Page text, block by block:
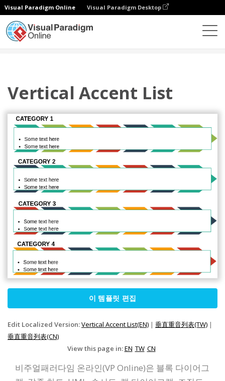
Visual Paradigm Online Visual Paradigm Desktop
Vertical Accent List
이 템플릿 편집
Edit Localized Version:Vertical Accent List(EN) | 垂直重音列表(TW) |
垂直重音列表(CN)
View this page in:EN TW CN
비주얼패러다임 온라인(VP Online)은 블록 다이어그